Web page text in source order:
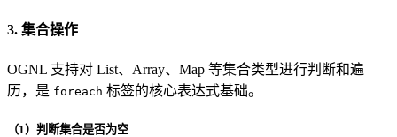
3. 集合操作
OGNL 支持对 List、Array、Map 等集合类型进行判断和遍
历，是 foreach 标签的核心表达式基础。
（1）判断集合是否为空